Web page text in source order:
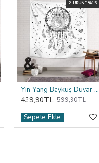
2. ÜRÜNE %15
Yin Yang Baykuş Duvar Örtüsü
439,90TL 599,90TL
Sepete Ekle